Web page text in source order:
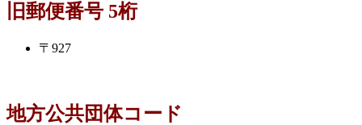
旧郵便番号 5桁
〒927
地方公共団体コード